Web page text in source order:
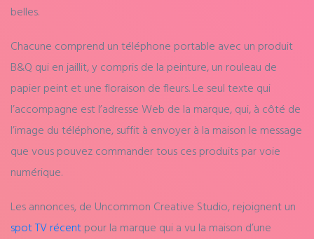
belles.
Chacune comprend un téléphone portable avec un produit
B&Q qui en jaillit, y compris de la peinture, un rouleau de
papier peint et une floraison de fleurs. Le seul texte qui
l’accompagne est l’adresse Web de la marque, qui, à côté de
l’image du téléphone, suffit à envoyer à la maison le message
que vous pouvez commander tous ces produits par voie
numérique.
Les annonces, de Uncommon Creative Studio, rejoignent un
spot TV récent pour la marque qui a vu la maison d’une